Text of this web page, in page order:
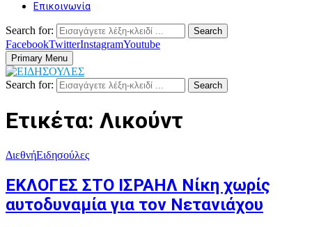
Επικοινωνία
Search for: Search
FacebookTwitterInstagramYoutube
Primary Menu
Search for: Search
Ετικέτα: Λικούντ
ΔιεθνήΕιδησούλες
ΕΚΛΟΓΕΣ ΣΤΟ ΙΣΡΑΗΛ Νίκη χωρίς
αυτοδυναμία για τον Νετανιάχου